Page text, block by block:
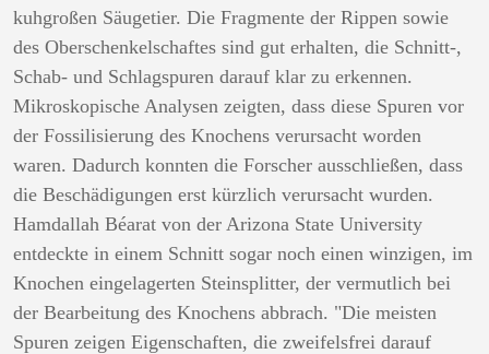
kuhgroßen Säugetier. Die Fragmente der Rippen sowie
des Oberschenkelschaftes sind gut erhalten, die Schnitt-,
Schab- und Schlagspuren darauf klar zu erkennen.
Mikroskopische Analysen zeigten, dass diese Spuren vor
der Fossilisierung des Knochens verursacht worden
waren. Dadurch konnten die Forscher ausschließen, dass
die Beschädigungen erst kürzlich verursacht wurden.
Hamdallah Béarat von der Arizona State University
entdeckte in einem Schnitt sogar noch einen winzigen, im
Knochen eingelagerten Steinsplitter, der vermutlich bei
der Bearbeitung des Knochens abbrach. "Die meisten
Spuren zeigen Eigenschaften, die zweifelsfrei darauf